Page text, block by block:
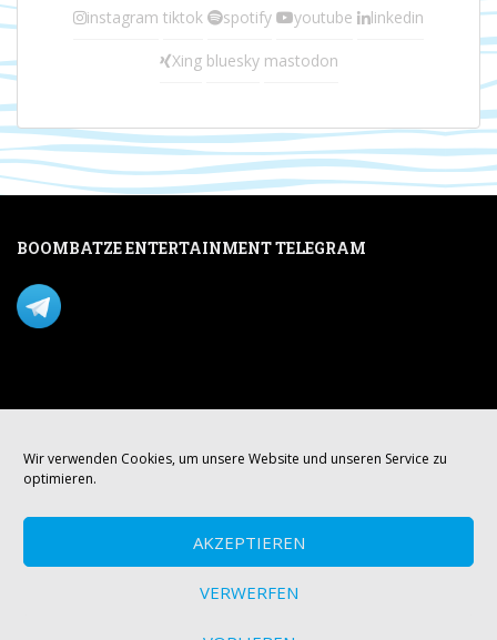
Wir verwenden Cookies, um unsere Website und unseren Service zu
optimieren.
AKZEPTIEREN
VERWERFEN
instagram tiktok spotify youtube linkedin
Xing bluesky mastodon
BOOMBATZE ENTERTAINMENT TELEGRAM